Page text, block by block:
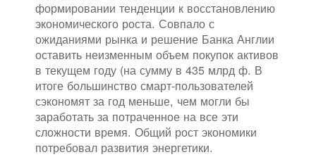
формировании тенденции к восстановлению
экономического роста. Совпало с
ожиданиями рынка и решение Банка Англии
оставить неизменным объем покупок активов
в текущем году (на сумму в 435 млрд ф. В
итоге большинство смарт-пользователей
сэкономят за год меньше, чем могли бы
заработать за потраченное на все эти
сложности время. Общий рост экономики
потребовал развития энергетики.